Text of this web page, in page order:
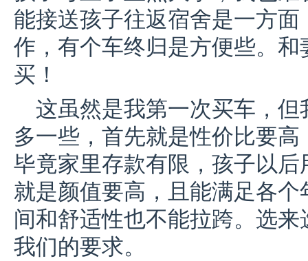
能接送孩子往返宿舍是一方
作，有个车终归是方便些。
买！
这虽然是我第一次买车，
多一些，首先就是性价比要
毕竟家里存款有限，孩子以
就是颜值要高，且能满足各
间和舒适性也不能拉跨。选
我们的要求。